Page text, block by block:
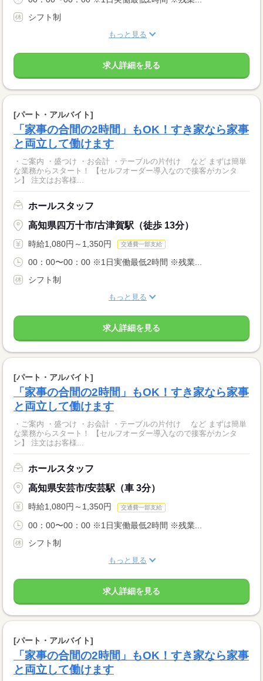
シフト制
もっと見る
求人詳細を見る
[パート・アルバイト]
「家事の合間の2時間」もOK！すき家なら家事
と両立して働けます
・ご案内 ・盛つけ ・お会計 ・テーブルの片付け など まずは簡単
な業務からスタート！ 【セルフオーダー導入なので接客がカンタ
ン】 注文はお客様...
ホールスタッフ
高知県四万十市/古津賀駅（徒歩 13分）
時給1,080円～1,350円 交通費一部支給
00：00〜00：00 ※1日実働最低2時間 ※残業...
シフト制
もっと見る
求人詳細を見る
[パート・アルバイト]
「家事の合間の2時間」もOK！すき家なら家事
と両立して働けます
・ご案内 ・盛つけ ・お会計 ・テーブルの片付け など まずは簡単
な業務からスタート！ 【セルフオーダー導入なので接客がカンタ
ン】 注文はお客様...
ホールスタッフ
高知県安芸市/安芸駅（車 3分）
時給1,080円～1,350円 交通費一部支給
00：00〜00：00 ※1日実働最低2時間 ※残業...
シフト制
もっと見る
求人詳細を見る
[パート・アルバイト]
「家事の合間の2時間」もOK！すき家なら家事
と両立して働けます